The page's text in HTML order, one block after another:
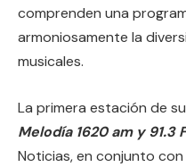
comprenden una
armoniosamente la
musicales.
La primera estación de
Melodía 1620 am y 91.3
Noticias, en conjunto